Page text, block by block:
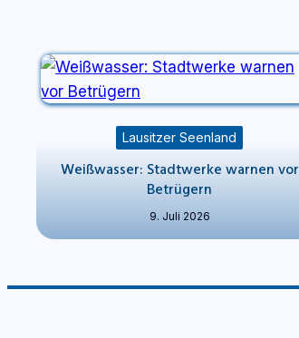
Lausitzer Seenland
Weißwasser: Stadtwerke warnen vor
Betrügern
9. Juli 2026